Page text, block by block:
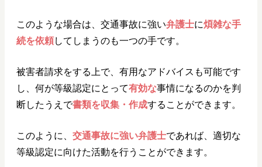
このような場合は、交通事故に強い弁護士に煩雑な手
続を依頼してしまうのも一つの手です。
被害者請求をする上で、有用なアドバイスも可能です
し、何が等級認定にとって有効な事情になるのかを判
断したうえで書類を収集・作成することができます。
このように、 交通事故に強い弁護士であれば、適切な
等級認定に向けた活動を行うことができます。